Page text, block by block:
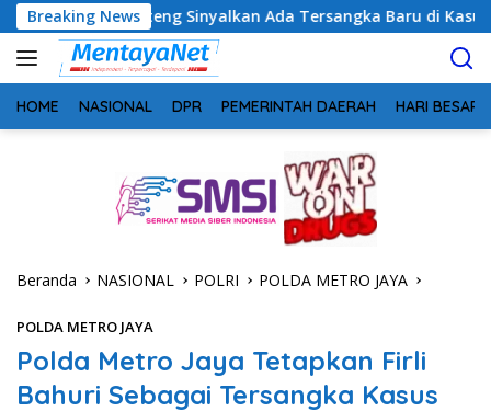
Langsung
ke
konten
Breaking News
Sinyalkan Ada Tersangka Baru di Kasus Hibah Rp40
HOME NASIONAL DPR PEMERINTAH DAERAH HARI BESAR
Beranda NASIONAL POLRI POLDA METRO JAYA
POLDA METRO JAYA
Polda Metro Jaya Tetapkan Firli
Bahuri Sebagai Tersangka Kasus